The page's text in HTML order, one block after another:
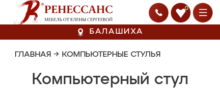
0
БАЛАШИХА
ГЛАВНАЯ → КОМПЬЮТЕРНЫЕ СТУЛЬЯ
Компьютерный стул